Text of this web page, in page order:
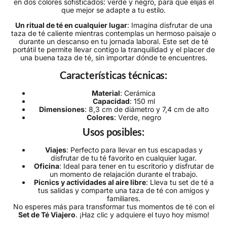
que mejor se adapte a tu estilo.
Un ritual de té en cualquier lugar: Imagina disfrutar de una
taza de té caliente mientras contemplas un hermoso paisaje o
durante un descanso en tu jornada laboral. Este set de té
portátil te permite llevar contigo la tranquilidad y el placer de
una buena taza de té, sin importar dónde te encuentres.
Características técnicas:
Material: Cerámica
Capacidad: 150 ml
Dimensiones: 8,3 cm de diámetro y 7,4 cm de alto
Colores: Verde, negro
Usos posibles:
Viajes: Perfecto para llevar en tus escapadas y
disfrutar de tu té favorito en cualquier lugar.
Oficina: Ideal para tener en tu escritorio y disfrutar de
un momento de relajación durante el trabajo.
Picnics y actividades al aire libre: Lleva tu set de té a
tus salidas y comparte una taza de té con amigos y
familiares.
No esperes más para transformar tus momentos de té con el
Set de Té Viajero. ¡Haz clic y adquiere el tuyo hoy mismo!